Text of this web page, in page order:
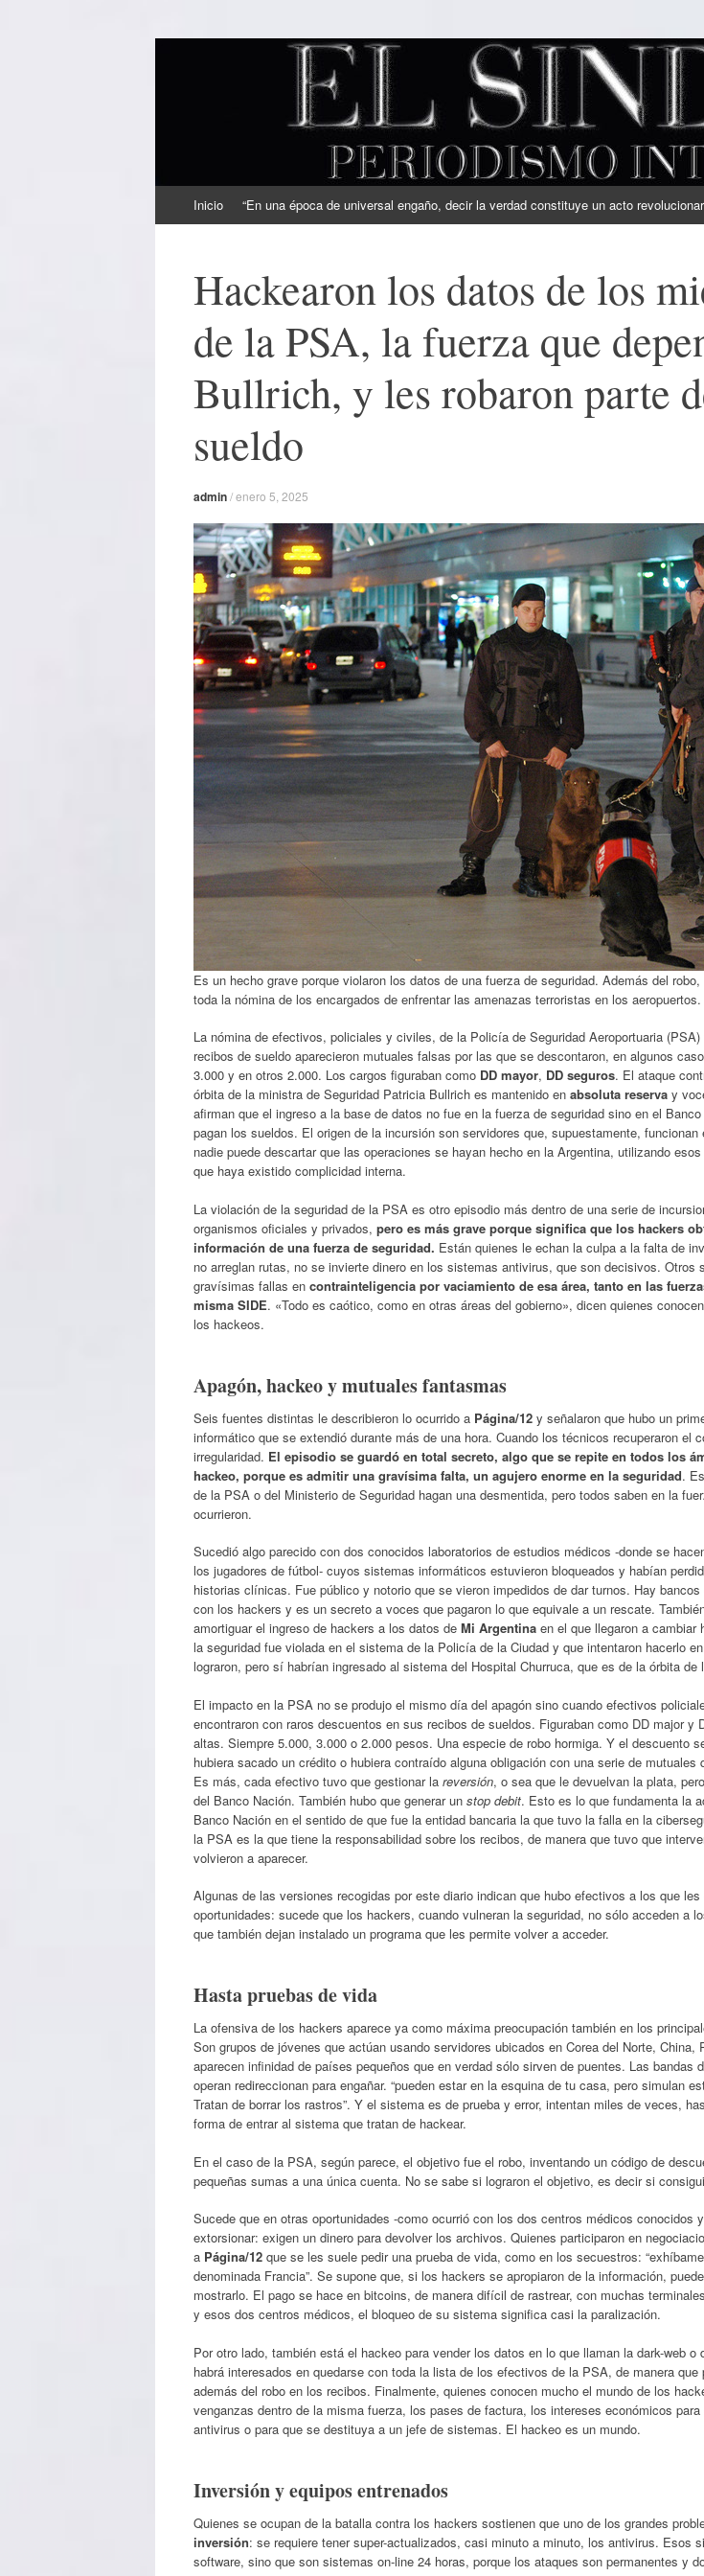
EL SINDICAL
Periodismo Inteligente
al
Inicio “En una época de universal engaño, decir la verdad constituye un acto
Hackearon los datos de los
de la PSA, la fuerza que
Bullrich, y les robaron parte
sueldo
admin/enero 5, 2025
Es un hecho grave porque violaron los datos de una fuerza de seguridad. Además del
toda la nómina de los encargados de enfrentar las amenazas terroristas en los aeropuertos.
La nómina de efectivos, policiales y civiles, de la Policía de Seguridad Aeroportuaria
recibos de sueldo aparecieron mutuales falsas por las que se descontaron, en algunos
3.000 y en otros 2.000. Los cargos figuraban como DD mayor, DD seguros. El ataque
órbita de la ministra de Seguridad Patricia Bullrich es mantenido en absoluta reserva y
afirman que el ingreso a la base de datos no fue en la fuerza de seguridad sino en el
pagan los sueldos. El origen de la incursión son servidores que, supuestamente,
nadie puede descartar que las operaciones se hayan hecho en la Argentina, utilizando
que haya existido complicidad interna.
La violación de la seguridad de la PSA es otro episodio más dentro de una serie de
organismos oficiales y privados, pero es más grave porque significa que los hackers
información de una fuerza de seguridad. Están quienes le echan la culpa a la falta de
no arreglan rutas, no se invierte dinero en los sistemas antivirus, que son decisivos. Otros
gravísimas fallas en contrainteligencia por vaciamiento de esa área, tanto en las
misma SIDE. «Todo es caótico, como en otras áreas del gobierno», dicen quienes
los hackeos.
Apagón, hackeo y mutuales fantasmas
Seis fuentes distintas le describieron lo ocurrido a Página/12 y señalaron que hubo un
informático que se extendió durante más de una hora. Cuando los técnicos recuperaron el
irregularidad. El episodio se guardó en total secreto, algo que se repite en todos los
hackeo, porque es admitir una gravísima falta, un agujero enorme en la seguridad.
de la PSA o del Ministerio de Seguridad hagan una desmentida, pero todos saben en la
ocurrieron.
Sucedió algo parecido con dos conocidos laboratorios de estudios médicos -donde se
los jugadores de fútbol- cuyos sistemas informáticos estuvieron bloqueados y habían
historias clínicas. Fue público y notorio que se vieron impedidos de dar turnos. Hay
con los hackers y es un secreto a voces que pagaron lo que equivale a un rescate.
amortiguar el ingreso de hackers a los datos de Mi Argentina en el que llegaron a
la seguridad fue violada en el sistema de la Policía de la Ciudad y que intentaron hacerlo
lograron, pero sí habrían ingresado al sistema del Hospital Churruca, que es de la órbita de
El impacto en la PSA no se produjo el mismo día del apagón sino cuando efectivos
encontraron con raros descuentos en sus recibos de sueldos. Figuraban como DD major y
altas. Siempre 5.000, 3.000 o 2.000 pesos. Una especie de robo hormiga. Y el descuento
hubiera sacado un crédito o hubiera contraído alguna obligación con una serie de mutuales
Es más, cada efectivo tuvo que gestionar la reversión, o sea que le devuelvan la plata,
del Banco Nación. También hubo que generar un stop debit. Esto es lo que fundamenta la
Banco Nación en el sentido de que fue la entidad bancaria la que tuvo la falla en la
la PSA es la que tiene la responsabilidad sobre los recibos, de manera que tuvo que
volvieron a aparecer.
Algunas de las versiones recogidas por este diario indican que hubo efectivos a los que
oportunidades: sucede que los hackers, cuando vulneran la seguridad, no sólo acceden a
que también dejan instalado un programa que les permite volver a acceder.
Hasta pruebas de vida
La ofensiva de los hackers aparece ya como máxima preocupación también en los
Son grupos de jóvenes que actúan usando servidores ubicados en Corea del Norte, China,
aparecen infinidad de países pequeños que en verdad sólo sirven de puentes. Las bandas
operan redireccionan para engañar. “pueden estar en la esquina de tu casa, pero simulan
Tratan de borrar los rastros”. Y el sistema es de prueba y error, intentan miles de veces,
forma de entrar al sistema que tratan de hackear.
En el caso de la PSA, según parece, el objetivo fue el robo, inventando un código de
pequeñas sumas a una única cuenta. No se sabe si lograron el objetivo, es decir si
Sucede que en otras oportunidades -como ocurrió con los dos centros médicos conocidos
extorsionar: exigen un dinero para devolver los archivos. Quienes participaron en
a Página/12 que se les suele pedir una prueba de vida, como en los secuestros:
denominada Francia”. Se supone que, si los hackers se apropiaron de la información,
mostrarlo. El pago se hace en bitcoins, de manera difícil de rastrear, con muchas
y esos dos centros médicos, el bloqueo de su sistema significa casi la paralización.
Por otro lado, también está el hackeo para vender los datos en lo que llaman la dark-web o
habrá interesados en quedarse con toda la lista de los efectivos de la PSA, de manera que
además del robo en los recibos. Finalmente, quienes conocen mucho el mundo de los
venganzas dentro de la misma fuerza, los pases de factura, los intereses económicos
antivirus o para que se destituya a un jefe de sistemas. El hackeo es un mundo.
Inversión y equipos entrenados
Quienes se ocupan de la batalla contra los hackers sostienen que uno de los grandes
inversión: se requiere tener super-actualizados, casi minuto a minuto, los antivirus. Esos
software, sino que son sistemas on-line 24 horas, porque los ataques son permanentes y